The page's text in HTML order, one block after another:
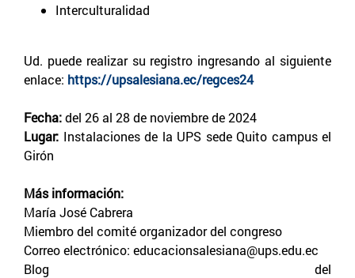
Interculturalidad
Ud. puede realizar su registro ingresando al siguiente
enlace: https://upsalesiana.ec/regces24
Fecha:del 26 al 28 de noviembre de 2024
Lugar: Instalaciones de la UPS sede Quito campus el
Girón
Más información:
María José Cabrera
Miembro del comité organizador del congreso
Correo electrónico: educacionsalesiana@ups.edu.ec
Blog del